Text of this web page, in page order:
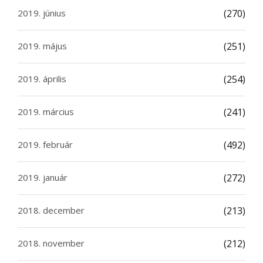
2019. június (270)
2019. május (251)
2019. április (254)
2019. március (241)
2019. február (492)
2019. január (272)
2018. december (213)
2018. november (212)